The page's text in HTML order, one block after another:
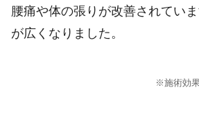
腰痛や体の張りが改善されてい
が広くなりました。
※施術効